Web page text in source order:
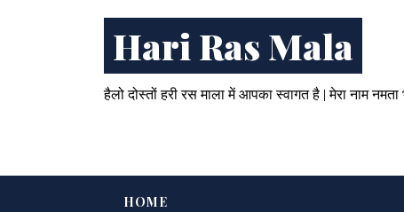
Hari Ras Mala
हैलो दोस्तों हरी रस माला में आपका स्वागत है | मेरा नाम
HOME